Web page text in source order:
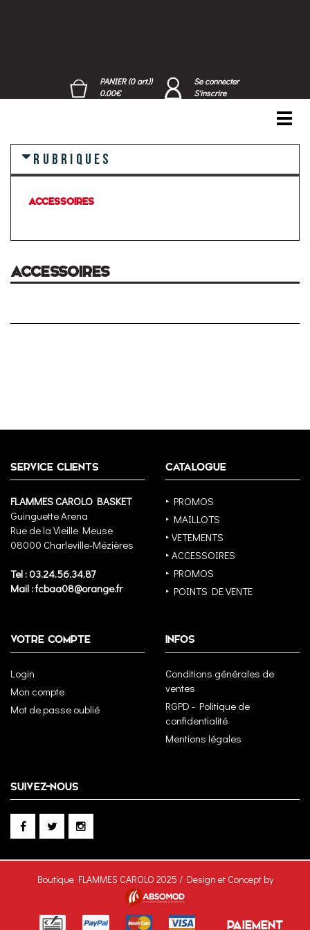
PANIER (0 art.))
0.00€
Se connecter
S'inscrire
RUBRIQUES
ACCESSOIRES
ACCESSOIRES
SERVICE CLIENTS
FLAMMES CAROLO BASKET
Guinguette Arena
Rue de la Vieille Meuse
08000 Charleville-Mézières
Tel : 03.24.56.34.87
Mail : fcbaa08@orange.fr
CATALOGUE
‣ PROMOS
‣ MAILLOTS
‣ VETEMENTS
‣ ACCESSOIRES
‣ PROMOS
‣ POINTS DE VENTE
VOTRE COMPTE
Login
Mon compte
Mot de passe oublié
INFOS
Conditions générales de
ventes
RGPD - Politique de
confidentialité
Mentions légales
SUIVEZ-NOUS
Boutique FLAMMES CAROLO 2025 / Design et Concept by
PAIEMENT